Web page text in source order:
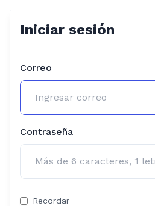
Iniciar sesión
Correo
Contraseña
Recordar